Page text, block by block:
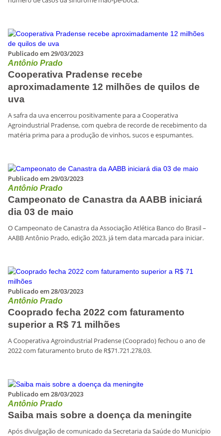
Publicado em 29/03/2023
Antônio Prado
Cooperativa Pradense recebe
aproximadamente 12 milhões de quilos de
uva
A safra da uva encerrou positivamente para a Cooperativa
Agroindustrial Pradense, com quebra de recorde de recebimento da
matéria prima para a produção de vinhos, sucos e espumantes.
Publicado em 29/03/2023
Antônio Prado
Campeonato de Canastra da AABB iniciará
dia 03 de maio
O Campeonato de Canastra da Associação Atlética Banco do Brasil –
AABB Antônio Prado, edição 2023, já tem data marcada para iniciar.
Publicado em 28/03/2023
Antônio Prado
Cooprado fecha 2022 com faturamento
superior a R$ 71 milhões
A Cooperativa Agroindustrial Pradense (Cooprado) fechou o ano de
2022 com faturamento bruto de R$71.721.278,03.
Publicado em 28/03/2023
Antônio Prado
Saiba mais sobre a doença da meningite
Após divulgação de comunicado da Secretaria da Saúde do Município